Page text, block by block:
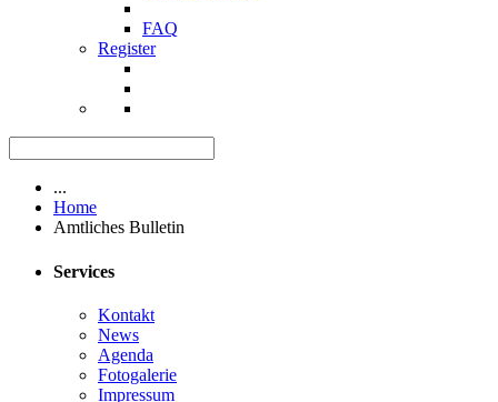
FAQ
Register
...
Home
Amtliches Bulletin
Services
Kontakt
News
Agenda
Fotogalerie
Impressum